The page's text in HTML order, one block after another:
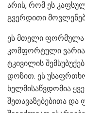
არის, რომ ეს
გვერდითი
ეს მთელი ფორმულა
კომფორტული
ტკივილის
დოზით. ეს
ხელმისაწვდომია
შეთავაზებებითა და